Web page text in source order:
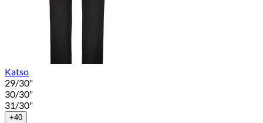
Katso
29/30"
30/30"
31/30"
+40